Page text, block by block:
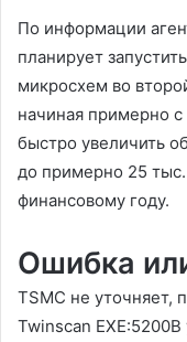
По информации
планирует
микросхем во
начиная примерно
быстро увеличить
до примерно 25
финансовому году.
Ошибка
TSMC не уточняет,
Twinscan